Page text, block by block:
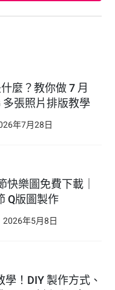
麼？教你做 7 月
張照片排版教學
年7月28 日
快樂圖免費下載｜
Q版圖製作
2026年5月8 日
！DIY 製作方式、